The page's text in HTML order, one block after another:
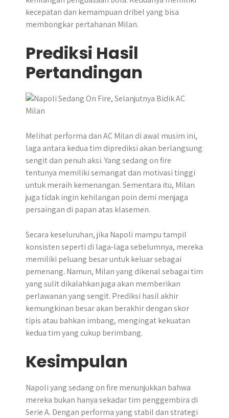
kecepatan dan kemampuan dribel yang bisa
membongkar pertahanan Milan.
Prediksi Hasil
Pertandingan
Melihat performa dan AC Milan di awal musim ini,
laga antara kedua tim diprediksi akan berlangsung
sengit dan penuh aksi. Yang sedang on fire
tentunya memiliki semangat dan motivasi tinggi
untuk meraih kemenangan. Sementara itu, Milan
juga tidak ingin kehilangan poin demi menjaga
persaingan di papan atas klasemen.
Secara keseluruhan, jika Napoli mampu tampil
konsisten seperti di laga-laga sebelumnya, mereka
memiliki peluang besar untuk keluar sebagai
pemenang. Namun, Milan yang dikenal sebagai tim
yang sulit dikalahkan juga akan memberikan
perlawanan yang sengit. Prediksi hasil akhir
kemungkinan besar akan berakhir dengan skor
tipis atau bahkan imbang, mengingat kekuatan
kedua tim yang cukup berimbang.
Kesimpulan
Napoli yang sedang on fire menunjukkan bahwa
mereka bukan hanya sekadar tim penggembira di
Serie A. Dengan performa yang stabil dan strategi